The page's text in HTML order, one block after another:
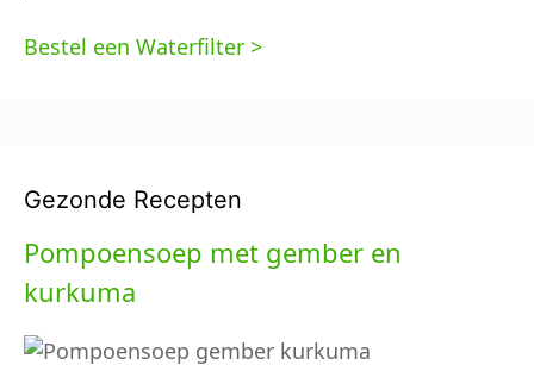
Bestel een Waterfilter >
Gezonde Recepten
Pompoensoep met gember en
kurkuma